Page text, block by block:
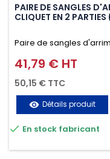
PAIRE DE SANGLES
CLIQUET EN 2
Paire de sangles
crochet en 2 parties
d'utilisation. Permet
chargements pendant
résistante aux UV et
n'absorbe pas l'eau.
Prix
41,79 € HT
50,15 € TTC
visibility Détails produit
 En stock fabricant